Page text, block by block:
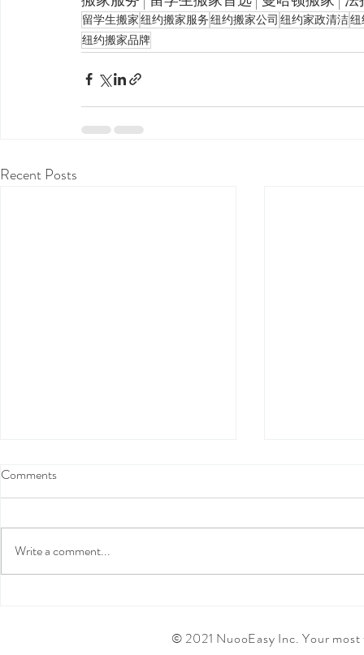
留学生搬家纽约搬家服务纽约搬家公司 纽约家政清洁纽
纽约搬家品牌
Recent Posts
Comments
Write a comment...
© 2021 NuooEasy Inc. Your